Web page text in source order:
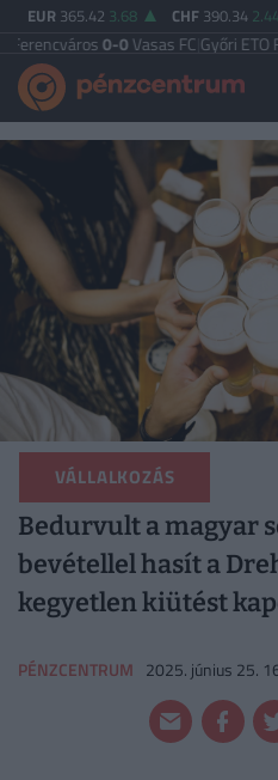
EUR 365.42 3.68 CHF 390.34 2.44
0-0Vasas FC|Győri ETO FC4-0
VÁLLALKOZÁS
Bedurvult a magyar
bevétellel hasít a
kegyetlen kiütést
PÉNZCENTRUM 2025. június 25.